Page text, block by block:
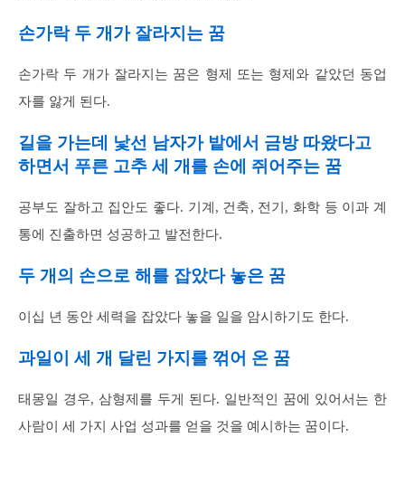
손가락 두 개가 잘라지는 꿈
손가락 두 개가 잘라지는 꿈은 형제 또는 형제와 같았던 동업
자를 앓게 된다.
길을 가는데 낯선 남자가 밭에서 금방 따왔다고
하면서 푸른 고추 세 개를 손에 쥐어주는 꿈
공부도 잘하고 집안도 좋다. 기계, 건축, 전기, 화학 등 이과 계
통에 진출하면 성공하고 발전한다.
두 개의 손으로 해를 잡았다 놓은 꿈
이십 년 동안 세력을 잡았다 놓을 일을 암시하기도 한다.
과일이 세 개 달린 가지를 꺾어 온 꿈
태몽일 경우, 삼형제를 두게 된다. 일반적인 꿈에 있어서는 한
사람이 세 가지 사업 성과를 얻을 것을 예시하는 꿈이다.